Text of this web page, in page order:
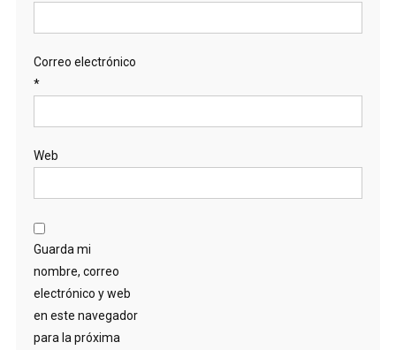
Correo electrónico
*
Web
Guarda mi
nombre, correo
electrónico y web
en este navegador
para la próxima